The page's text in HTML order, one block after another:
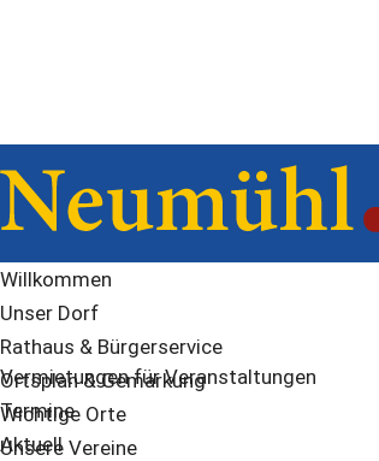
Willkommen
Unser Dorf
Rathaus & Bürgerservice
Ortsplan & Gemarkung
Wichtige Orte
Unsere Vereine
Vermietungen für Veranstaltungen
Termine
Aktuell